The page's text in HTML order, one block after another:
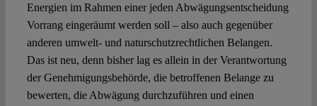
Energien im Rahmen einer jeden Abwägungsentscheidung
Vorrang eingeräumt werden soll – also auch gegenüber
anderen umwelt- und naturschutzrechtlichen Belangen.
Das ist neu, denn bisher lag es allein in der Verantwortung
der Genehmigungsbehörde, die betroffenen Belange zu
bewerten, die Abwägung durchzuführen und einen